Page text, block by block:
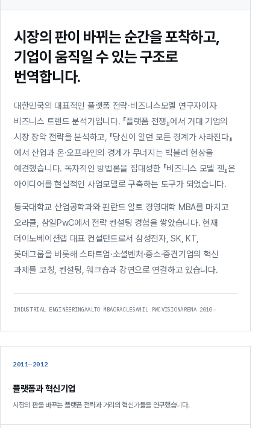
시장의 판이 바뀌는 순간을 포착하고,
기업이 움직일 수 있는 구조로
번역합니다.
대한민국의 대표적인 플랫폼 전략·비즈니스모델 연구자이자
비즈니스 트렌드 분석가입니다. 『플랫폼 전쟁』에서 거대 기업의
시장 장악 전략을 분석하고, 『당신이 알던 모든 경계가 사라진다』
에서 산업과 온·오프라인의 경계가 무너지는 빅블러 현상을
예견했습니다. 독자적인 방법론을 집대성한 『비즈니스 모델 젠』은
아이디어를 현실적인 사업모델로 구축하는 도구가 되었습니다.
동국대학교 산업공학과와 핀란드 알토 경영대학 MBA를 마치고
오라클, 삼일PwC에서 전략 컨설팅 경험을 쌓았습니다. 현재
더이노베이션랩 대표 컨설턴트로서 삼성전자, SK, KT,
롯데그룹을 비롯해 스타트업·소셜벤처·중소·중견기업의 혁신
과제를 코칭, 컨설팅, 워크숍과 강연으로 연결하고 있습니다.
INDUSTRIAL ENGINEERINGAALTO MBAORACLESAMIL PWCVISIONARENA 2010—
2011—2012
플랫폼과 혁신기업
시장의 판을 바꾸는 플랫폼 전략과 거리의 혁신가들을 연구했습니다.